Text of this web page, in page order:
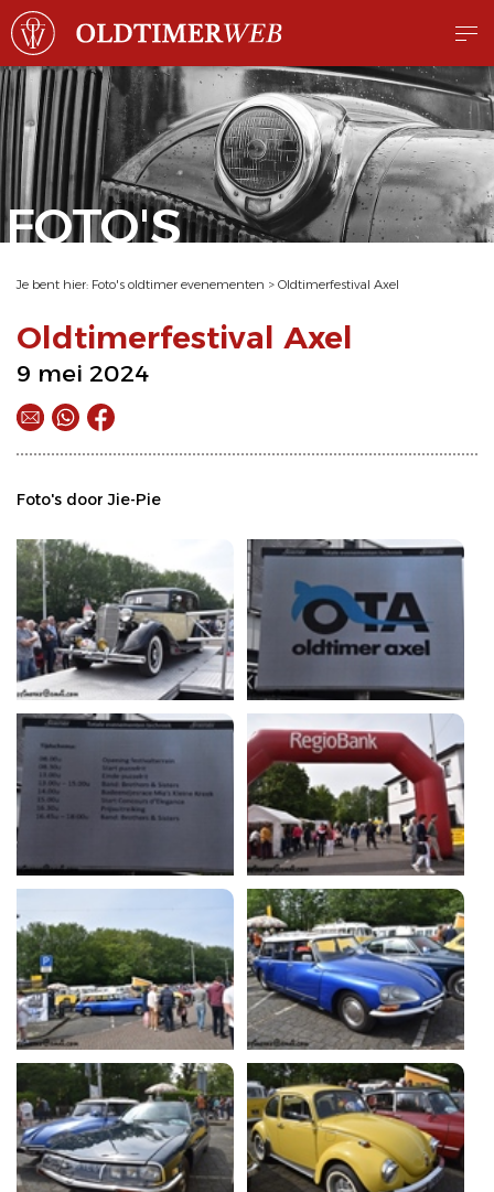
FOTO'S
Je bent hier: Foto's oldtimer evenementen > Oldtimerfestival Axel
Oldtimerfestival Axel
9 mei 2024
Foto's door Jie-Pie